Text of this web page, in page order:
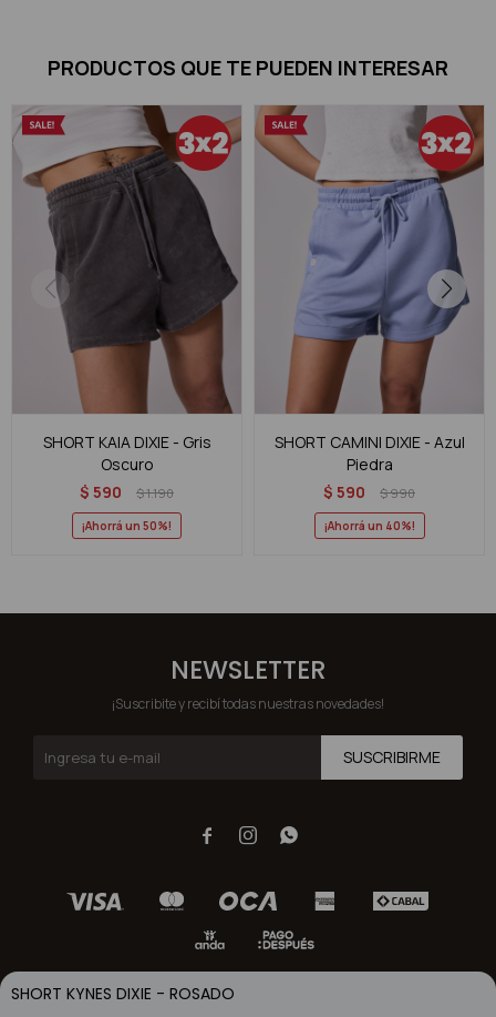
SHORT KYNES DIXIE - ROSADO
PRODUCTOS QUE TE PUEDEN INTERESAR
SHORT KAIA DIXIE - Gris
Oscuro
$ 590 $1.190
50
SHORT CAMINI DIXIE - Azul
Piedra
$ 590 $990
40
NEWSLETTER
¡Suscribite y recibí todas nuestras novedades!
SUSCRIBIRME
  